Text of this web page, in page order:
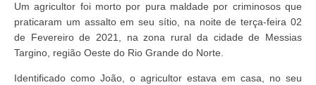
Um agricultor foi morto por pura maldade por criminosos que
praticaram um assalto em seu sítio, na noite de terça-feira 02
de Fevereiro de 2021, na zona rural da cidade de Messias
Targino, região Oeste do Rio Grande do Norte.
Identificado como João, o agricultor estava em casa, no seu